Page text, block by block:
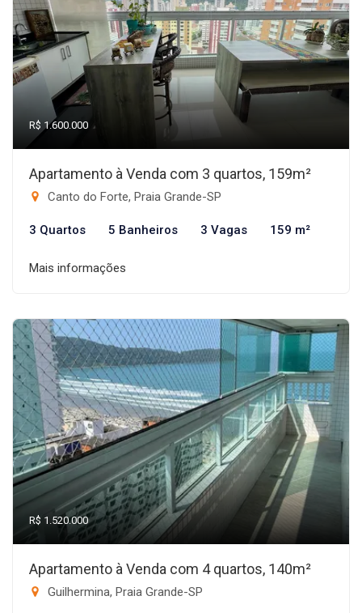
R$ 1.600.000
Apartamento à Venda com 3 quartos, 159m²
Canto do Forte, Praia Grande-SP
3 Quartos 5 Banheiros 3 Vagas 159 m²
Mais informações
R$ 1.520.000
Apartamento à Venda com 4 quartos, 140m²
Guilhermina, Praia Grande-SP